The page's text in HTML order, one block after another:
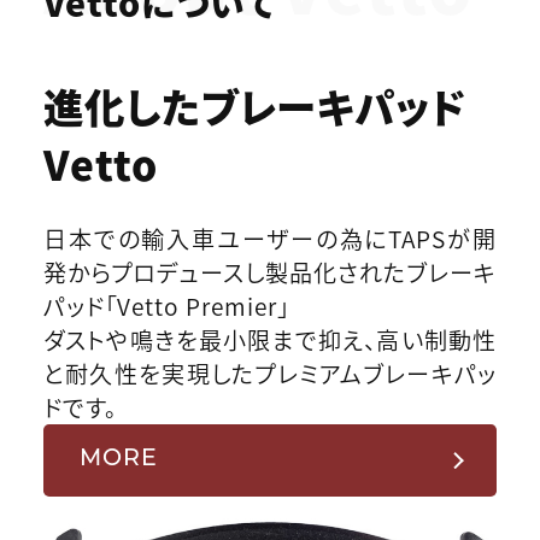
進化したブレーキパッド
Vetto
日本での輸入車ユーザーの為にTAPSが開
発からプロデュースし製品化されたブレーキ
パッド「Vetto Premier」
ダストや鳴きを最小限まで抑え、高い制動性
と耐久性を実現したプレミアムブレーキパッ
ドです。
MORE